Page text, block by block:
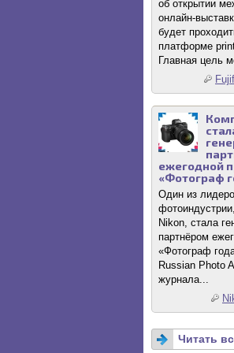
об открытии
онлайн-
будет
платформе
Главная цель
ежегодной
«Фотограф
Один из
Nikon, стала
партнёром
«Фотограф
Russian Photo
журнала...
Читать